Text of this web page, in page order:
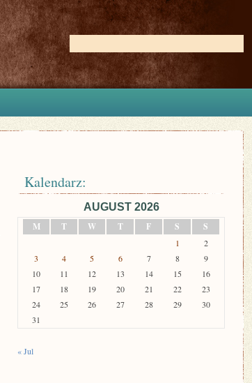
Kalendarz:
AUGUST 2026
M
T W T F S S
1
2
3
4 5 6 7 8
9
10
11 12 13 14 15
16
17
18 19 20 21 22
23
24
25 26 27 28 29
30
31
« Jul